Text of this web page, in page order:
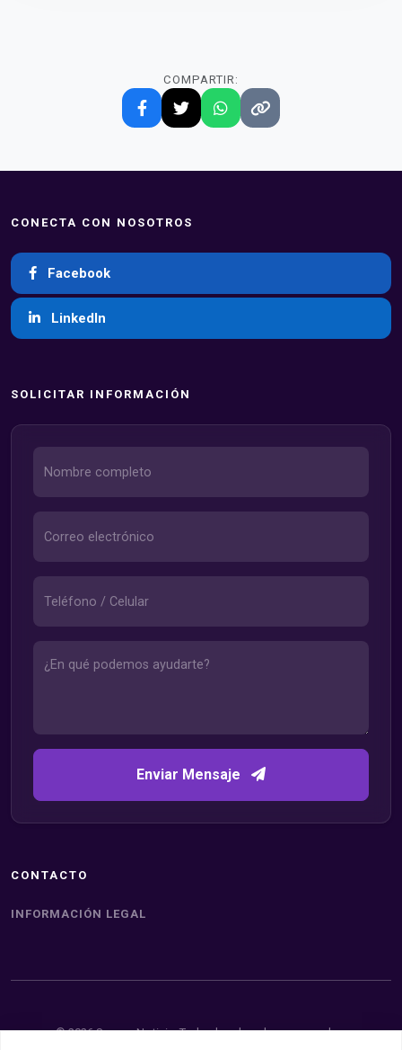
COMPARTIR:
CONECTA CON NOSOTROS
Facebook
LinkedIn
SOLICITAR INFORMACIÓN
Enviar Mensaje
CONTACTO
INFORMACIÓN LEGAL
© 2026 Somos Noticia. Todos los derechos reservados.